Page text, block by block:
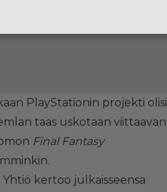
PlayStationin projekti olisi
taas uskotaan viittaavan
Final Fantasy
kertoo julkaisseensa